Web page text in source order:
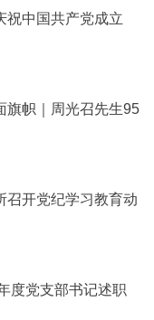
祝中国共产党成立
旗帜｜周光召先生95
召开党纪学习教育动
度党支部书记述职